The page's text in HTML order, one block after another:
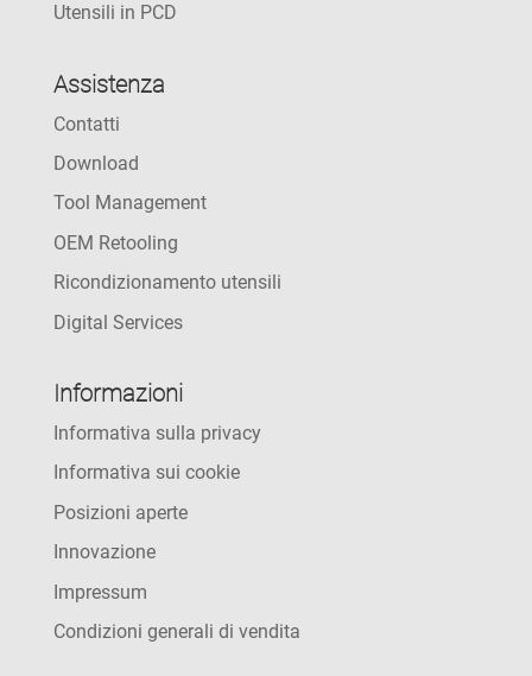
Utensili in PCD
Assistenza
Contatti
Download
Tool Management
OEM Retooling
Ricondizionamento utensili
Digital Services
Informazioni
Informativa sulla privacy
Informativa sui cookie
Posizioni aperte
Innovazione
Impressum
Condizioni generali di vendita